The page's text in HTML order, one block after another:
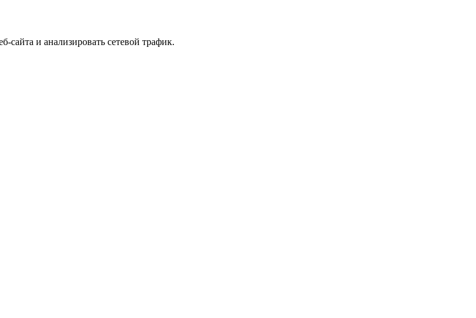
и анализировать сетевой трафик.